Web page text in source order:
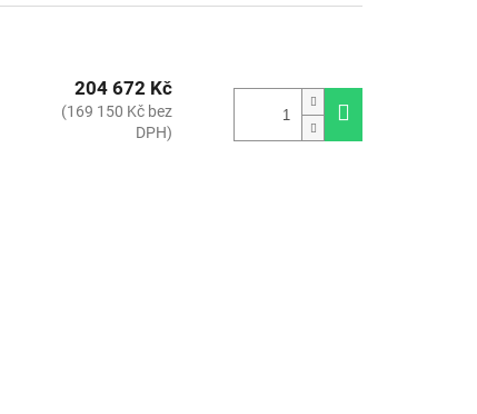
204 672 Kč
(169 150 Kč bez
DPH)